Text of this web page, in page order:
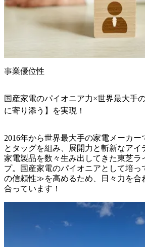
事業優位性
国産家電のパイオニア力×世界最大手
に寄り添う】を実現！
2016年から世界最大手の家電メーカー
とタッグを組み、展開力と斬新なアイ
家電製品を数々生み出してきた東芝ラ
プ。国産家電のパイオニアとして培
の信頼性≫を高めるため、日々力を合
合っています！